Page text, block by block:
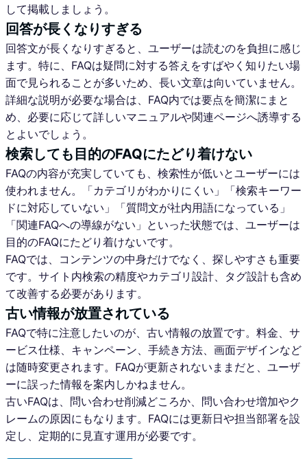
して掲載しましょう。
回答が長くなりすぎる
回答文が長くなりすぎると、ユーザーは読むのを負担に感じ
ます。特に、FAQは疑問に対する答えをすばやく知りたい場
面で見られることが多いため、長い文章は向いていません。
詳細な説明が必要な場合は、FAQ内では要点を簡潔にまと
め、必要に応じて詳しいマニュアルや関連ページへ誘導する
とよいでしょう。
検索しても目的のFAQにたどり着けない
FAQの内容が充実していても、検索性が低いとユーザーには
使われません。「カテゴリがわかりにくい」「検索キーワー
ドに対応していない」「質問文が社内用語になっている」
「関連FAQへの導線がない」といった状態では、ユーザーは
目的のFAQにたどり着けないです。
FAQでは、コンテンツの中身だけでなく、探しやすさも重要
です。サイト内検索の精度やカテゴリ設計、タグ設計も含め
て改善する必要があります。
古い情報が放置されている
FAQで特に注意したいのが、古い情報の放置です。料金、サ
ービス仕様、キャンペーン、手続き方法、画面デザインなど
は随時変更されます。FAQが更新されないままだと、ユーザ
ーに誤った情報を案内しかねません。
古いFAQは、問い合わせ削減どころか、問い合わせ増加やク
レームの原因にもなります。FAQには更新日や担当部署を設
定し、定期的に見直す運用が必要です。